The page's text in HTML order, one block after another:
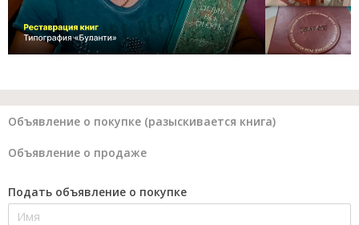
Объявление о покупке (разыскивается книга)
Объявление о продаже
Подать объявление о покупке